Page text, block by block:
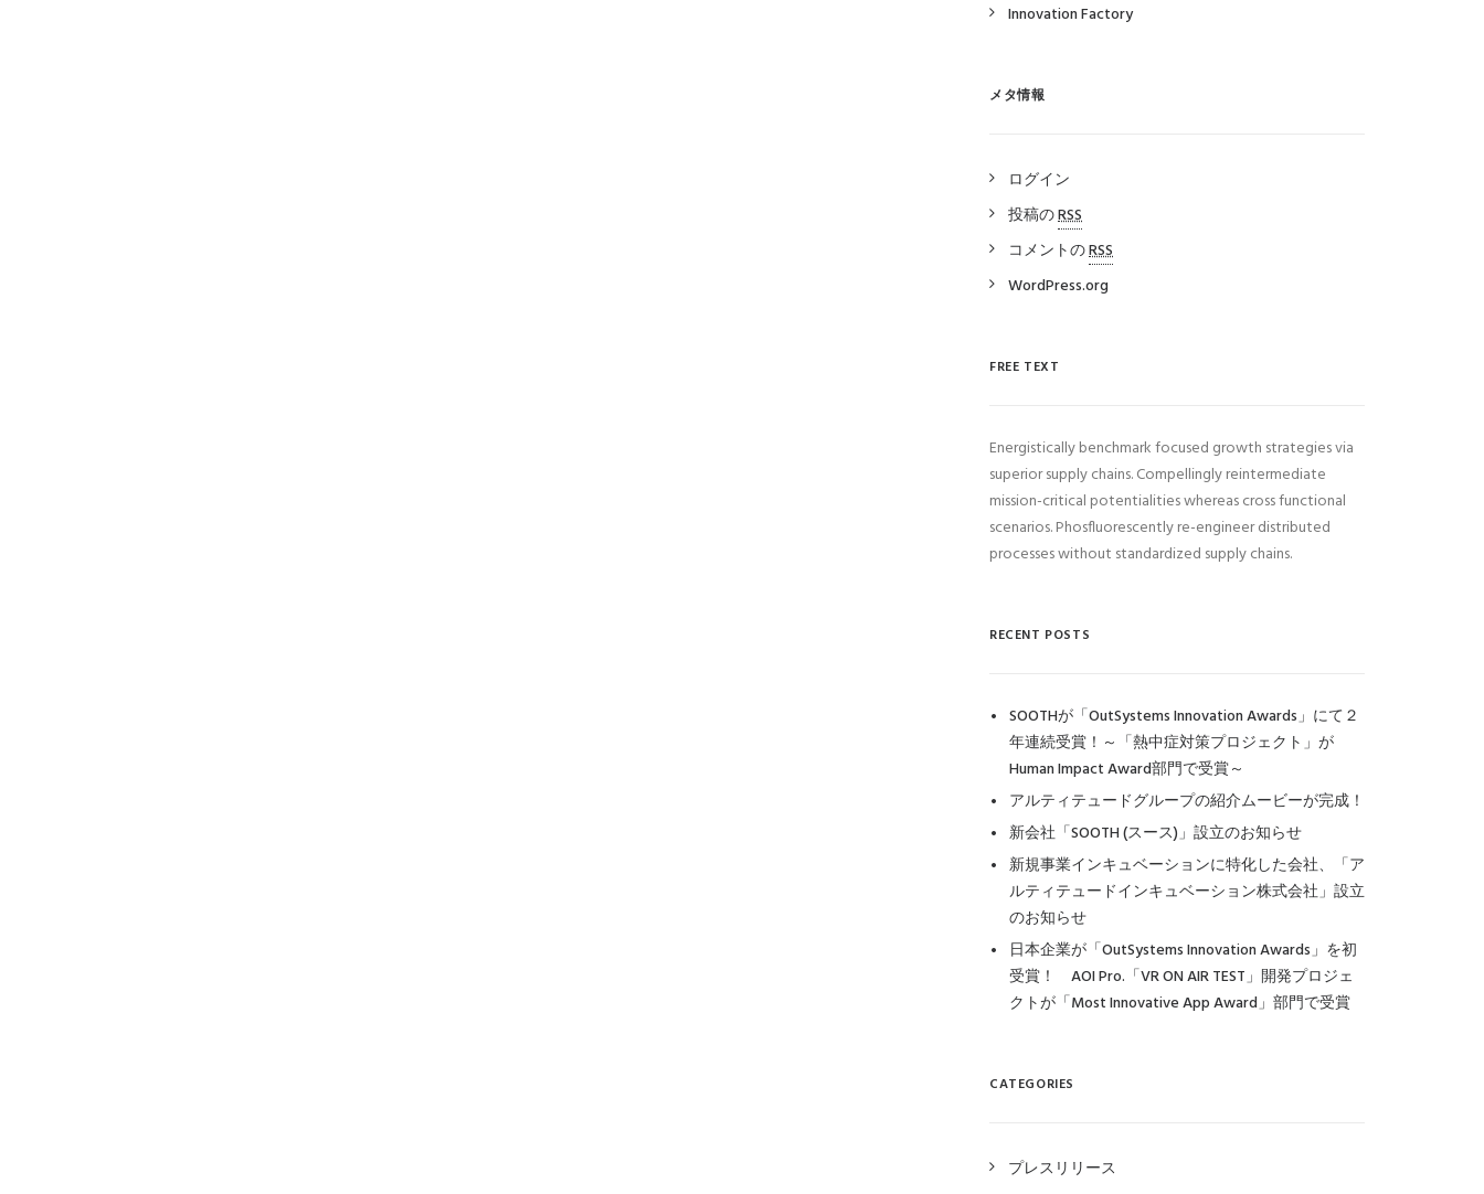
Innovation Factory
メタ情報
ログイン
投稿のRSS
コメントのRSS
WordPress.org
FREE TEXT
Energistically benchmark focused growth strategies via
superior supply chains. Compellingly reintermediate
mission-critical potentialities whereas cross functional
scenarios. Phosfluorescently re-engineer distributed
processes without standardized supply chains.
RECENT POSTS
SOOTHが「OutSystems Innovation Awards」にて２
年連続受賞！～「熱中症対策プロジェクト」が
Human Impact Award部門で受賞～
アルティテュードグループの紹介ムービーが完成！
新会社「SOOTH (スース)」設立のお知らせ
新規事業インキュベーションに特化した会社、「ア
ルティテュードインキュベーション株式会社」設立
のお知らせ
日本企業が「OutSystems Innovation Awards」を初
受賞！ AOI Pro.「VR ON AIR TEST」開発プロジェ
クトが「Most Innovative App Award」部門で受賞
CATEGORIES
プレスリリース